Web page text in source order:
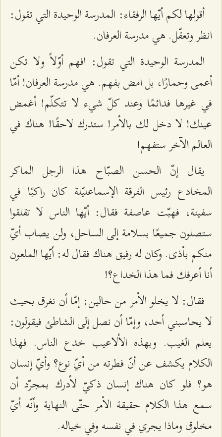
أقولها لكم أيّها الرفقاء: المدرسة الوحيدة التي تقول:
انظر وتعقّل. هي مدرسة العرفان.
المدرسة الوحيدة التي تقول: افهم أوّلاً ولا تكن
أعمى وحمارًا، بل امض بفهم. هي مدرسة العرفان! أمّا
في غيرها فدائمًا وعند كلّ شيء لا تتكلّم! أغمض
عينك! لا دخل لك بالأمر! ستدرك لاحقًا! هناك في
العالم الآخر ستفهم!
يقال إنّ الحسن الصبّاح هذا الرجل الماكر
المخادع رئيس الفرقة الإسماعليّلة كان راكبًا في
سفينة، فهبّت عاصفة فقال: أيّها الناس لا تقلقوا
ستصلون جميعًا بسلامة إلى الساحل، ولن يصاب أيّ
منكم بأذى. وكان له رفيق هناك فقال له: أيّها الملعون
أنا أعرفك فما هذا الخداع؟!
فقال: لا يخلو الأمر من حالين: إمّا أن نغرق بحيث
لا يحاسبني أحد، وإمّا أن نصل إلى الشاطئ فيقولون:
يعلم الغيب. وبهذه الألاعيب خدع الناس. فهذا
الكلام يكشف عن أنّ فطرته من أيّ نوع؟ وأيّ إنسان
هو؟ فلو كان هناك إنسان ذكيّ لأدرك بمجرّد أن
سمع هذا الكلام حقيقة الأمر حتّى النهاية وأنّه أيّ
مخلوق وماذا يجري في نفسه وفي خياله.